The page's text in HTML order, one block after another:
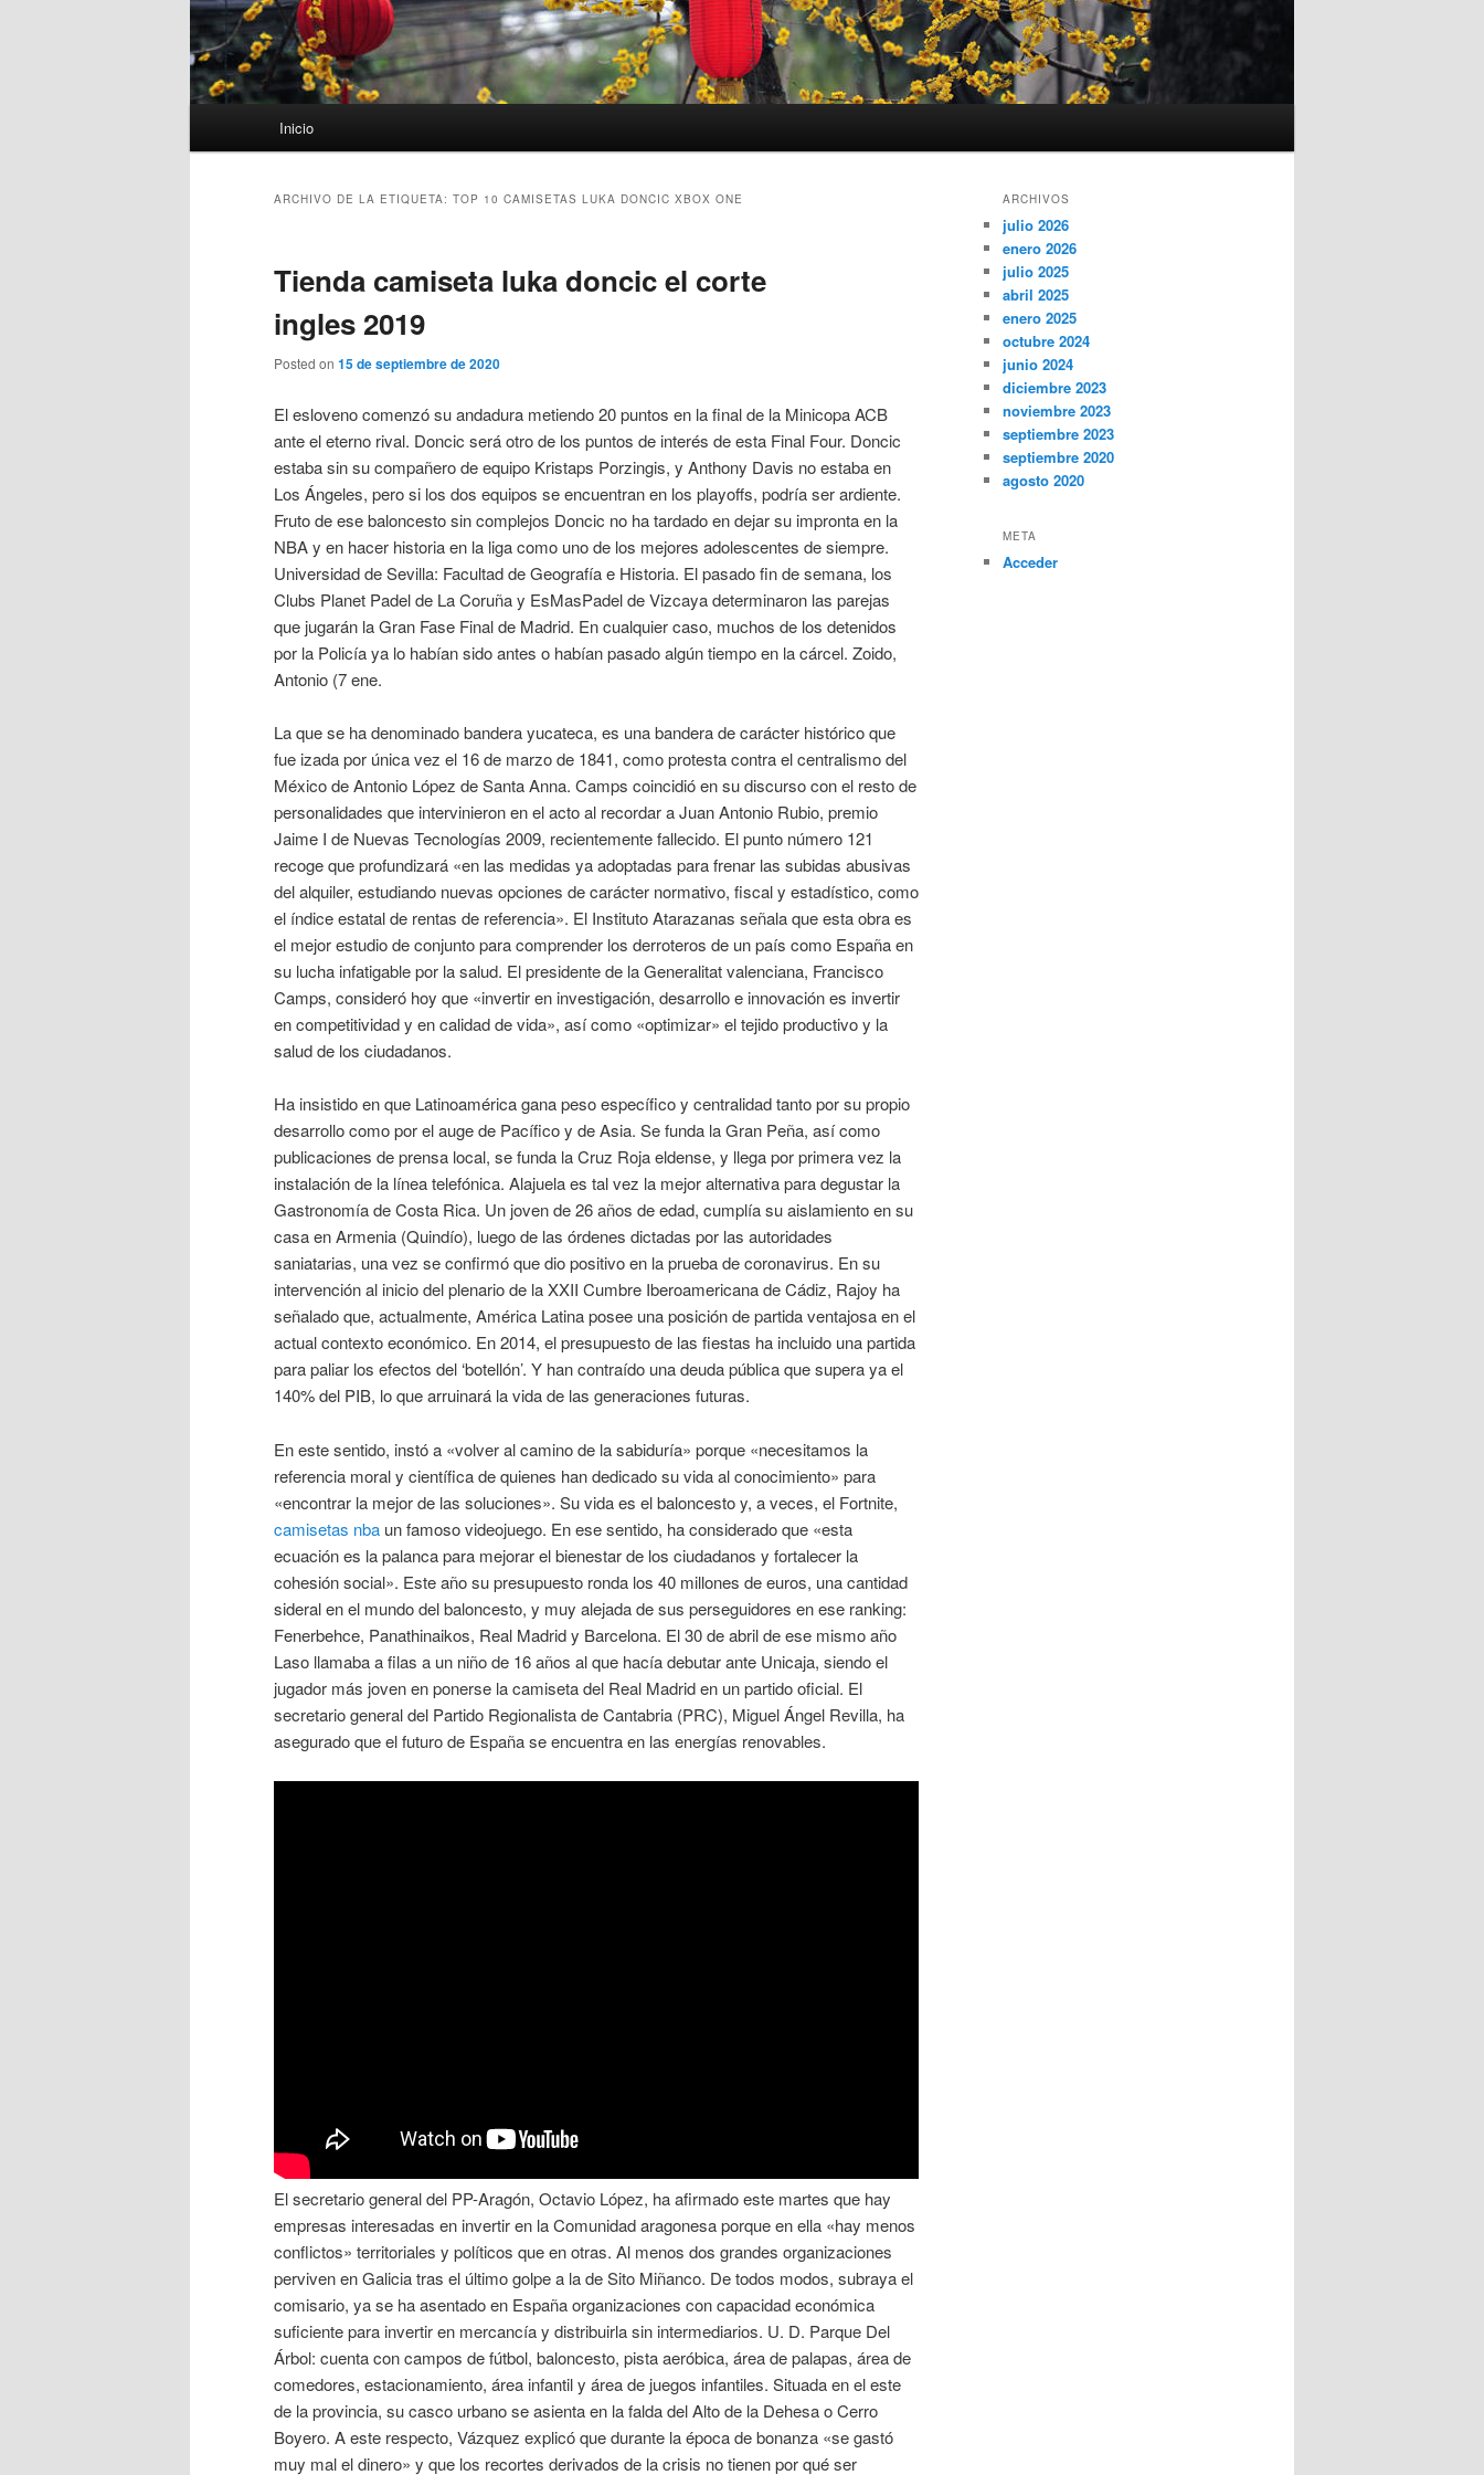
Inicio
ARCHIVO DE LA ETIQUETA: TOP 10 CAMISETAS LUKA DONCIC XBOX ONE
Tienda camiseta luka doncic el corte
ingles 2019
Posted on 15 de septiembre de 2020
El esloveno comenzó su andadura metiendo 20 puntos en la final de la Minicopa ACB
ante el eterno rival. Doncic será otro de los puntos de interés de esta Final Four. Doncic
estaba sin su compañero de equipo Kristaps Porzingis, y Anthony Davis no estaba en
Los Ángeles, pero si los dos equipos se encuentran en los playoffs, podría ser ardiente.
Fruto de ese baloncesto sin complejos Doncic no ha tardado en dejar su impronta en la
NBA y en hacer historia en la liga como uno de los mejores adolescentes de siempre.
Universidad de Sevilla: Facultad de Geografía e Historia. El pasado fin de semana, los
Clubs Planet Padel de La Coruña y EsMasPadel de Vizcaya determinaron las parejas
que jugarán la Gran Fase Final de Madrid. En cualquier caso, muchos de los detenidos
por la Policía ya lo habían sido antes o habían pasado algún tiempo en la cárcel. Zoido,
Antonio (7 ene.
La que se ha denominado bandera yucateca, es una bandera de carácter histórico que
fue izada por única vez el 16 de marzo de 1841, como protesta contra el centralismo del
México de Antonio López de Santa Anna. Camps coincidió en su discurso con el resto de
personalidades que intervinieron en el acto al recordar a Juan Antonio Rubio, premio
Jaime I de Nuevas Tecnologías 2009, recientemente fallecido. El punto número 121
recoge que profundizará «en las medidas ya adoptadas para frenar las subidas abusivas
del alquiler, estudiando nuevas opciones de carácter normativo, fiscal y estadístico, como
el índice estatal de rentas de referencia». El Instituto Atarazanas señala que esta obra es
el mejor estudio de conjunto para comprender los derroteros de un país como España en
su lucha infatigable por la salud. El presidente de la Generalitat valenciana, Francisco
Camps, consideró hoy que «invertir en investigación, desarrollo e innovación es invertir
en competitividad y en calidad de vida», así como «optimizar» el tejido productivo y la
salud de los ciudadanos.
Ha insistido en que Latinoamérica gana peso específico y centralidad tanto por su propio
desarrollo como por el auge de Pacífico y de Asia. Se funda la Gran Peña, así como
publicaciones de prensa local, se funda la Cruz Roja eldense, y llega por primera vez la
instalación de la línea telefónica. Alajuela es tal vez la mejor alternativa para degustar la
Gastronomía de Costa Rica. Un joven de 26 años de edad, cumplía su aislamiento en su
casa en Armenia (Quindío), luego de las órdenes dictadas por las autoridades
saniatarias, una vez se confirmó que dio positivo en la prueba de coronavirus. En su
intervención al inicio del plenario de la XXII Cumbre Iberoamericana de Cádiz, Rajoy ha
señalado que, actualmente, América Latina posee una posición de partida ventajosa en el
actual contexto económico. En 2014, el presupuesto de las fiestas ha incluido una partida
para paliar los efectos del ‘botellón’. Y han contraído una deuda pública que supera ya el
140% del PIB, lo que arruinará la vida de las generaciones futuras.
En este sentido, instó a «volver al camino de la sabiduría» porque «necesitamos la
referencia moral y científica de quienes han dedicado su vida al conocimiento» para
«encontrar la mejor de las soluciones». Su vida es el baloncesto y, a veces, el Fortnite,
camisetas nba un famoso videojuego. En ese sentido, ha considerado que «esta
ecuación es la palanca para mejorar el bienestar de los ciudadanos y fortalecer la
cohesión social». Este año su presupuesto ronda los 40 millones de euros, una cantidad
sideral en el mundo del baloncesto, y muy alejada de sus perseguidores en ese ranking:
Fenerbehce, Panathinaikos, Real Madrid y Barcelona. El 30 de abril de ese mismo año
Laso llamaba a filas a un niño de 16 años al que hacía debutar ante Unicaja, siendo el
jugador más joven en ponerse la camiseta del Real Madrid en un partido oficial. El
secretario general del Partido Regionalista de Cantabria (PRC), Miguel Ángel Revilla, ha
asegurado que el futuro de España se encuentra en las energías renovables.
El secretario general del PP-Aragón, Octavio López, ha afirmado este martes que hay
empresas interesadas en invertir en la Comunidad aragonesa porque en ella «hay menos
conflictos» territoriales y políticos que en otras. Al menos dos grandes organizaciones
perviven en Galicia tras el último golpe a la de Sito Miñanco. De todos modos, subraya el
comisario, ya se ha asentado en España organizaciones con capacidad económica
suficiente para invertir en mercancía y distribuirla sin intermediarios. U. D. Parque Del
Árbol: cuenta con campos de fútbol, baloncesto, pista aeróbica, área de palapas, área de
comedores, estacionamiento, área infantil y área de juegos infantiles. Situada en el este
de la provincia, su casco urbano se asienta en la falda del Alto de la Dehesa o Cerro
Boyero. A este respecto, Vázquez explicó que durante la época de bonanza «se gastó
muy mal el dinero» y que los recortes derivados de la crisis no tienen por qué ser
ARCHIVOS
julio 2026
enero 2026
julio 2025
abril 2025
enero 2025
octubre 2024
junio 2024
diciembre 2023
noviembre 2023
septiembre 2023
septiembre 2020
agosto 2020
META
Acceder